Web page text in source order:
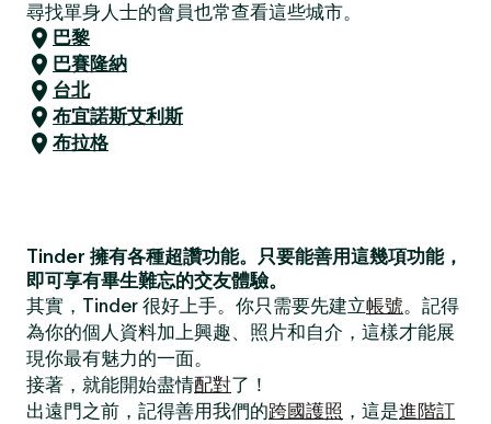
尋找單身人士的會員也常查看這些城市。
巴黎
巴賽隆納
台北
布宜諾斯艾利斯
布拉格
Tinder 擁有各種超讚功能。只要能善用這幾項功能，
即可享有畢生難忘的交友體驗。
其實，Tinder 很好上手。你只需要先建立帳號。記得
為你的個人資料加上興趣、照片和自介，這樣才能展
現你最有魅力的一面。
接著，就能開始盡情配對了！
出遠門之前，記得善用我們的跨國護照 ，這是進階訂